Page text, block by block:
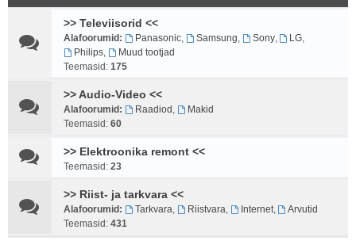
>> Televiisorid <<
Alafoorumid: Panasonic, Samsung Sony, LG
Philips,
Muud tootjad
Teemasid: 175
>> Audio-Video <<
Alafoorumid: Raadiod
Makid
Teemasid: 60
>> Elektroonika remont <<
Teemasid: 23
>> Riist- ja tarkvara <<
Alafoorumid: Tarkvara Riistvara Internet,
Arvutid
Teemasid: 431